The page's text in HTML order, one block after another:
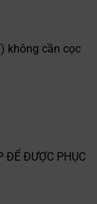
không cần cọc
ĐỂ ĐƯỢC PHỤC